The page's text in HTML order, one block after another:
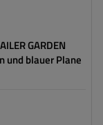
GARDEN
und blauer Plane